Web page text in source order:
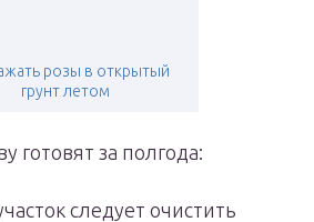
розы в открытый
грунт летом
готовят за полгода:
следует очистить